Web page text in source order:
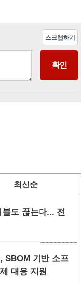
스크랩하기
최신순
도 끊는다... 전
SBOM 기반 소프
대응 지원